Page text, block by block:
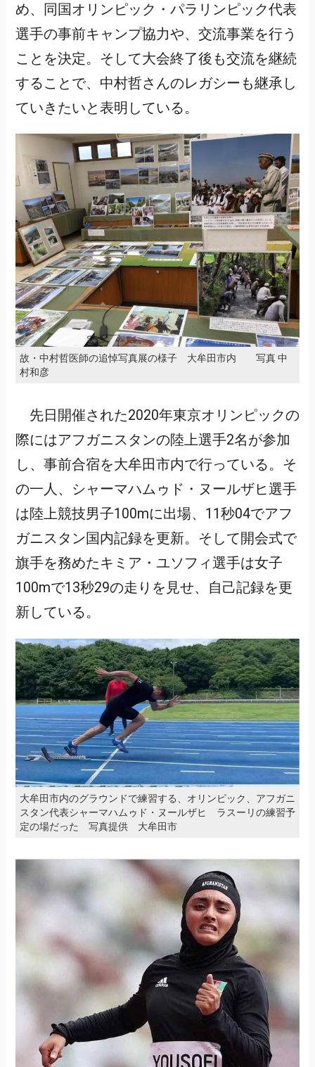
め、同国オリンピック・パラリンピック代表
選手の事前キャンプ協力や、交流事業を行う
ことを決定。そして大会終了後も交流を継続
することで、中村哲さんのレガシーも継承し
ていきたいと表明している。
故・中村哲医師の追悼写真展の様子 大牟田市内 写真 中
村和彦
先日開催された2020年東京オリンピックの
際にはアフガニスタンの陸上選手2名が参加
し、事前合宿を大牟田市内で行っている。そ
の一人、シャーマハムゥド・ヌールザヒ選手
は陸上競技男子100mに出場、11秒04でアフ
ガニスタン国内記録を更新。そして開会式で
旗手を務めたキミア・ユソフィ選手は女子
100mで13秒29の走りを見せ、自己記録を更
新している。
大牟田市内のグラウンドで練習する、オリンピック、アフガニ
スタン代表シャーマハムゥド・ヌールザヒ ラスーリの練習予
定の場だった 写真提供 大牟田市